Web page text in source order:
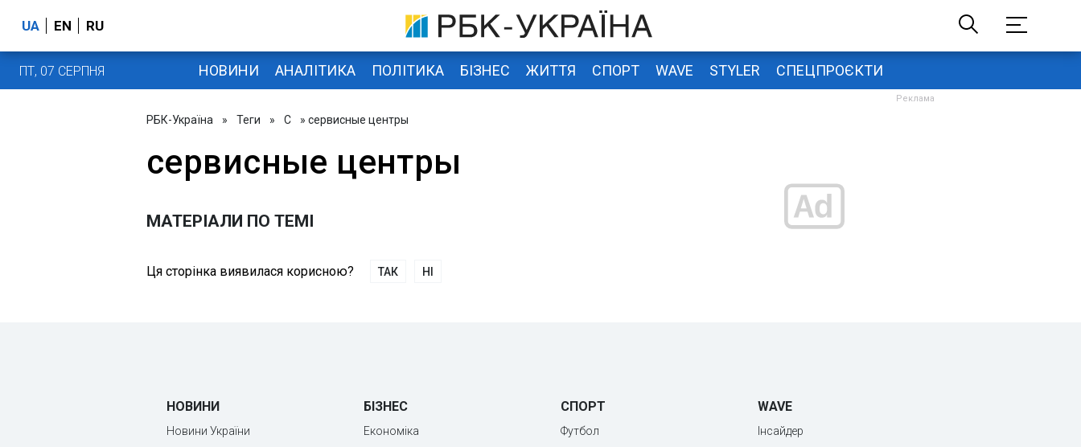
UA EN RU
ПТ, 07 СЕРПНЯ НОВИНИ АНАЛІТИКА ПОЛІТИКА БІЗНЕС ЖИТТЯ СПОРТ WAVE STYLER СПЕЦПРОЄКТИ
РБК-Україна » Теги » С » сервисные центры
сервисные центры
МАТЕРІАЛИ ПО ТЕМІ
Ця сторінка виявилася корисною? ТАК НІ
НОВИНИ
Новини України
БІЗНЕС
Економіка
СПОРТ
Футбол
WAVE
Інсайдер